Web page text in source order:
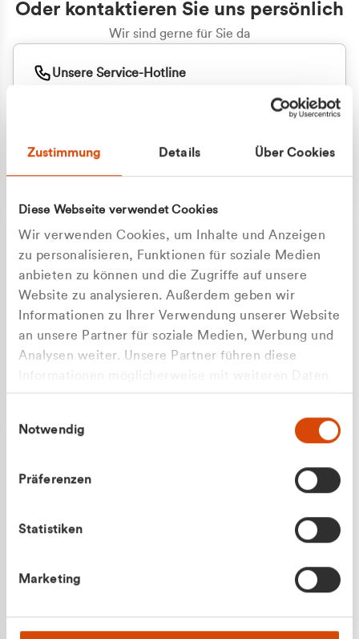
Zustimmung Details Über Cookies
Diese Webseite verwendet Cookies
Wir verwenden Cookies, um Inhalte und Anzeigen
zu personalisieren, Funktionen für soziale Medien
anbieten zu können und die Zugriffe auf unsere
Website zu analysieren. Außerdem geben wir
Informationen zu Ihrer Verwendung unserer Website
an unsere Partner für soziale Medien, Werbung und
Analysen weiter. Unsere Partner führen diese
zusammen, die Sie ihnen bereitgestellt haben oder
gesammelt haben.
Notwendig
Präferenzen
Statistiken
Marketing
Zu welcher Kundengruppe
Oder kontaktieren Sie uns persönlich
Wir sind gerne für Sie da
Unsere Service-Hotline
+49 177 8376058
Apilash Balanesan